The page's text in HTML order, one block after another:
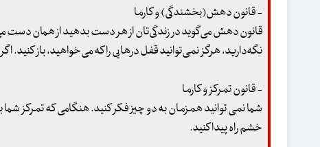
- قانون دهش(بخشندگی) و کارما
قانون دهش می‌گوید در زندگی‌تان از هر دست بدهید از همان دست
نگه‌دارید، هرگز نمی‌توانید قفل درهایی را که می‌خواهید، باز کنید.
- قانون تمرکز و کارما
شما نمی توانید همزمان به دو چیز فکر کنید. هنگامی که تمرکز
خشم راه پیدا کنید.